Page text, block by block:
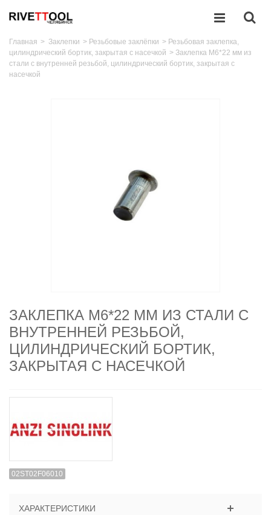
Главная > Заклепки > Резьбовые заклёпки > Резьбовая заклепка,
цилиндрический бортик, закрытая с насечкой > Заклепка M6*22 мм из
стали с внутренней резьбой, цилиндрический бортик, закрытая с
насечкой
ЗАКЛЕПКА M6*22 ММ ИЗ СТАЛИ С
ВНУТРЕННЕЙ РЕЗЬБОЙ,
ЦИЛИНДРИЧЕСКИЙ БОРТИК,
ЗАКРЫТАЯ С НАСЕЧКОЙ
02ST02F06010
ХАРАКТЕРИСТИКИ